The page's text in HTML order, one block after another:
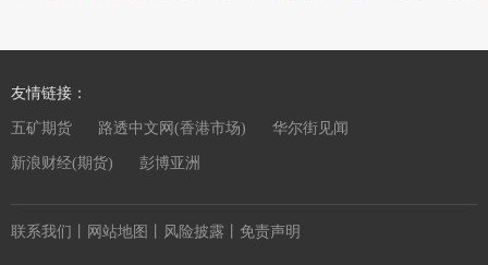
友情链接：
五矿期货 路透中文网(香港市场) 华尔街见闻
新浪财经(期货) 彭博亚洲
联系我们 网站地图 风险披露 免责声明